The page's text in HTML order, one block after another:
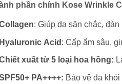
phần chính Kose Wrinkle
: Giúp da săn chắc,
Acid : Cấp ẩm sâu,
xuất từ 5 loại hoa hồng:
PA++++: Bảo vệ da